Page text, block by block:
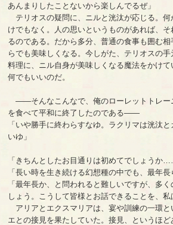
あんまりしたことないから楽しんでるぜ」
テリオスの疑問に、ニルと洸汰が応じる。何
けでもなく。人の思いというものがあれば、そ
るのである。だから多分、普通の食事も囲む相
らでも美味しくなる。今しがた、テリオスの
料理に、ニル自身が美味しくなる魔法をかけ
何でもいいのだ。
――そんなこんなで、俺のローレットトレー
を食べて平和に終了したのである――
「いや勝手に終わらすなゆ。ラクリマは洸汰
いゆ」
「きちんとしたお目通りは初めてでしょうか
「長い時を生き続ける幻想種の中でも、最年長
「最年長か、と問われると難しいですが、多
しょう。こうして皆様とお話できることを、私
アリアとエクスマリアは、宴や訓練の一環と
エとの接見を果たしていた。接見、というほ